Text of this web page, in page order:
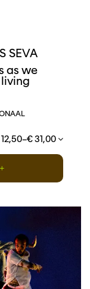
SEVA
as we
31,00
+